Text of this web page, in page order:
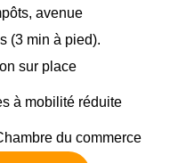
avenue
(3 min à pied).
sur place
à mobilité réduite
du commerce